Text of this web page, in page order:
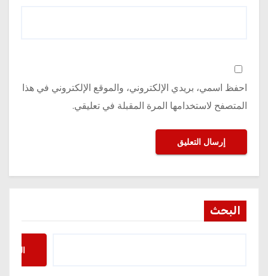
احفظ اسمي، بريدي الإلكتروني، والموقع الإلكتروني في هذا
المتصفح لاستخدامها المرة المقبلة في تعليقي.
البحث
البحث